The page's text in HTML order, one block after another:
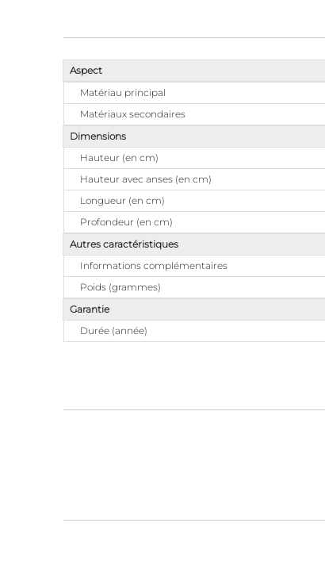
Aspect
Matériau principal
Matériaux secondaires
Dimensions
Hauteur (en cm)
Hauteur avec anses (en cm)
Longueur (en cm)
Profondeur (en cm)
Autres caractéristiques
Informations complémentaires
Poids (grammes)
Garantie
Durée (année)